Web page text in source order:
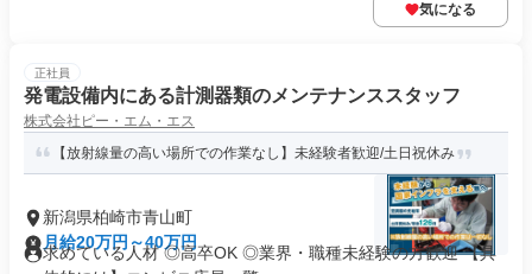
気になる
正社員
発電設備内にある計測器類のメンテナンススタッフ
株式会社ピー・エム・エス
【放射線量の高い場所での作業なし】未経験者歓迎/土日祝休み
新潟県柏崎市青山町
月給20万円～40万円
求めている人材 ◎高卒OK ◎業界・職種未経験の方歓迎 【具